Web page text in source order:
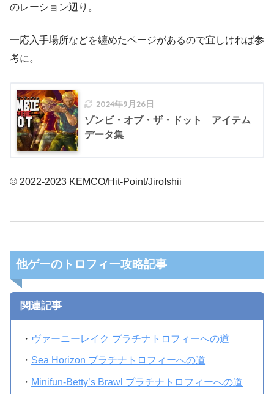
のレーション辺り。
一応入手場所などを纏めたページがあるので宜しければ参
考に。
2024年9月26日
ゾンビ・オブ・ザ・ドット アイテム
データ集
© 2022-2023 KEMCO/Hit-Point/JiroIshii
他ゲーのトロフィー攻略記事
関連記事
・ ヴァーニーレイク プラチナトロフィーへの道
・ Sea Horizon プラチナトロフィーへの道
・ Minifun-Betty’s Brawl プラチナトロフィーへの道